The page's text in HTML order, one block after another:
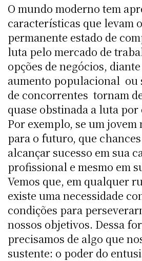
O mundo moderno tem
características que levam
permanente estado de
luta pelo mercado de
opções de negócios,
aumento populacional 
de concorrentes  tornam
quase obstinada a luta
Por exemplo, se um
para o futuro, que
alcançar sucesso em sua
profissional e mesmo em
Vemos que, em qualquer
existe uma necessidade
condições para
nossos objetivos. Dessa
precisamos de algo que
sustente: o poder do